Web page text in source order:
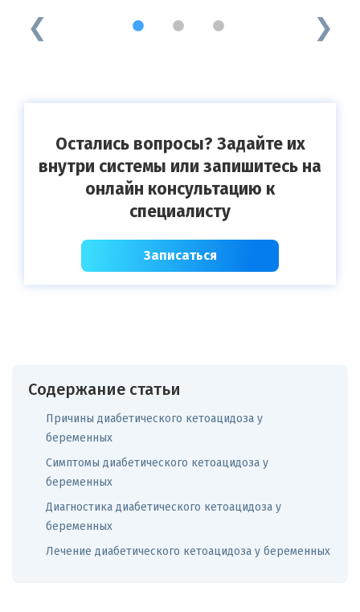
1 2 3
Остались вопросы? Задайте их
внутри системы или запишитесь на
онлайн консультацию к
специалисту
Записаться
Содержание статьи
Причины диабетического кетоацидоза у
беременных
Симптомы диабетического кетоацидоза у
беременных
Диагностика диабетического кетоацидоза у
беременных
Лечение диабетического кетоацидоза у беременных